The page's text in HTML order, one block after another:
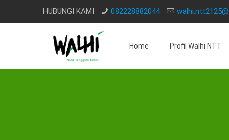
HUBUNGI KAMI 082228882044
Home Profil Walhi NTT